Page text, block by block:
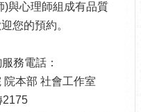
)與心理師組成有品質
您的預約。
務電話：
本部 社會工作室
2175